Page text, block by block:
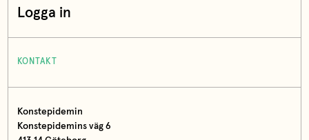
Logga in
KONTAKT
Konstepidemin
Konstepidemins väg 6